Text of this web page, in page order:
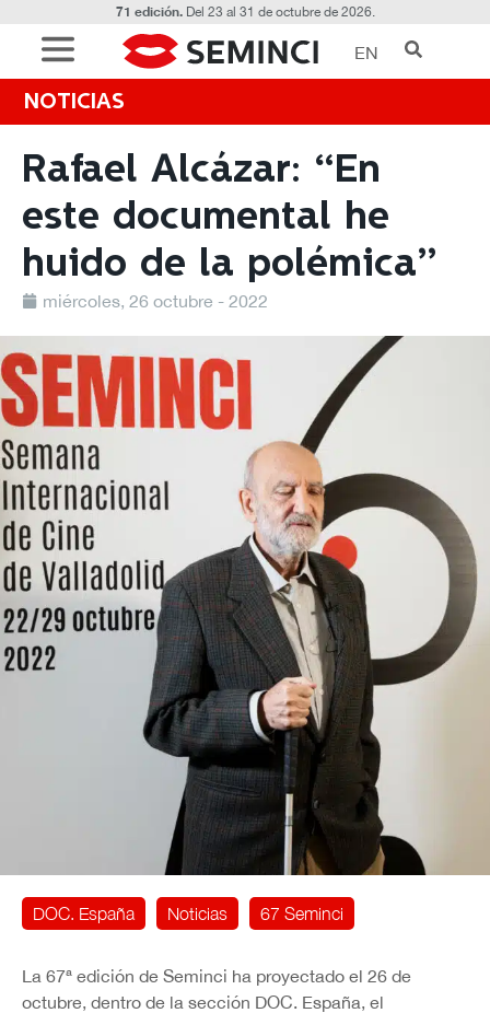
71 edición.Del 23 al 31 de octubre de 2026.
EN
NOTICIAS
Rafael Alcázar: “En
este documental he
huido de la polémica”
miércoles, 26 octubre - 2022
DOC. España Noticias 67 Seminci
La 67ª edición de Seminci ha proyectado el 26 de
octubre, dentro de la sección DOC. España, el